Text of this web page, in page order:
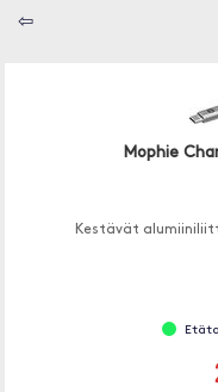
⇦
Mophie
Kestävät